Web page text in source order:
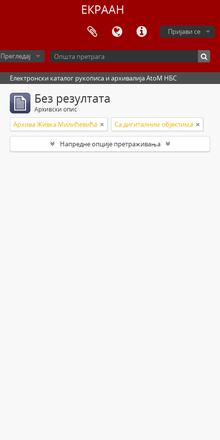
ЕКРААН
Пријави се
Прегледај
Електронски каталог рукописа и архивалија AtoM НБС
Без резултата
Архивски опис
Архива Живка Милићевића Са дигиталним објектима
Напредне опције претраживања